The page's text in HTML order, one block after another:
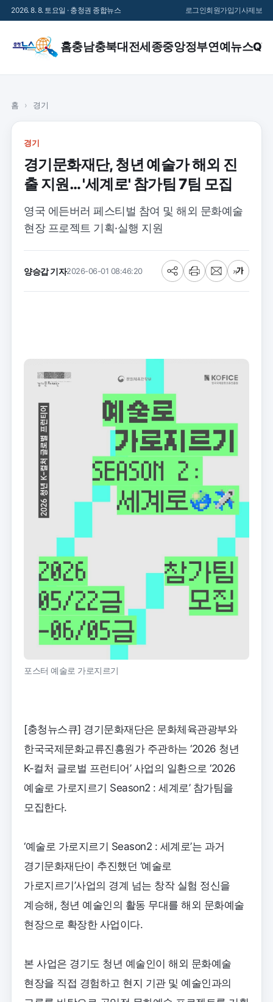
2026. 8. 8. 토요일 · 충청권 종합뉴스 로그인회원가입기사제보
홈충남충북대전세종중앙정부연예 뉴스
홈 › 경기
경기
경기문화재단, 청년 예술가 해외 진
출 지원… '세계로' 참가팀 7팀 모집
영국 에든버러 페스티벌 참여 및 해외 문화예술
현장 프로젝트 기획·실행 지원
양승갑 기자2026-06-01 08:46:20
공
유
프
린
메
일
글
씨
포스터 예술로 가로지르기
[충청뉴스큐] 경기문화재단은 문화체육관광부와
한국국제문화교류진흥원가 주관하는 ‘2026 청년
K-컬처 글로벌 프런티어’ 사업의 일환으로 ‘2026
예술로 가로지르기 Season2 : 세계로’ 참가팀을
모집한다.
‘예술로 가로지르기 Season2 : 세계로’는 과거
경기문화재단이 추진했던 ‘예술로
가로지르기’사업의 경계 넘는 창작 실험 정신을
계승해, 청년 예술인의 활동 무대를 해외 문화예술
현장으로 확장한 사업이다.
본 사업은 경기도 청년 예술인이 해외 문화예술
현장을 직접 경험하고 현지 기관 및 예술인과의